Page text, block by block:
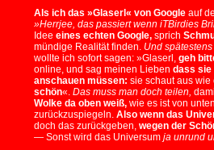
Als ich das »Glaserl« von Google auf
»Herrjee, das passiert wenn iTBirdies
Idee eines echten Google, sprich
mündige Realität finden. Und
wollte ich sofort sagen: »Glaserl, geh
online, und sag meinen Lieben dass sie
anschauen müssen: sie schaut aus wie
schön«. Das muss man doch teilen,
Wolke da oben weiß, wie es ist von
zurückzuspiegeln. Also wenn das
doch das zurückgeben, wegen der
— Sonst wird das Universum ja unrund